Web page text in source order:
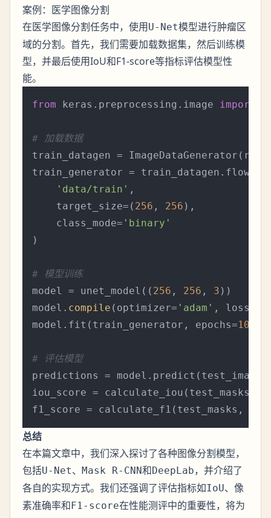
案例：医学图像分割
在医学图像分割任务中，使用U-Net模型进行肿瘤区
域的分割。首先，我们需要加载数据集，然后训练模
型，并最后使用IoU和F1-score等指标评估模型性
能。
from keras.preprocessing.image import
# 加载数据
train_datagen =
train_generator =
'data/train' ,
    target_size=(
256 , 256 ),
    class_mode=
'binary'
)
# 模型训练
model = unet_model(( 256 , 256 , 3 ))
model. compile (optimizer= 'adam' , loss=
model.fit(train_generator, epochs=10
# 评估模型
predictions =
iou_score = calculate_iou(test_masks,
总结
在本篇文章中，我们深入探讨了各种图像分割模型，
包括U-Net、 Mask R-CNN和DeepLab，并介绍了
各自的实现方式。我们还强调了评估指标如IoU、 像
素准确率和F1-score在性能测评中的重要性，将为